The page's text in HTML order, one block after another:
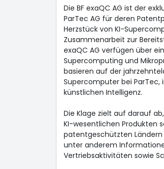
Die BF exaQC AG ist der
ParTec AG für deren
Herzstück von KI-
Zusammenarbeit zur
exaQC AG verfügen über
Supercomputing und
basieren auf der
Supercomputer bei ParTec,
künstlichen Intelligenz.
Die Klage zielt auf darauf
KI-wesentlichen Produkten
patentgeschützten Ländern
unter anderem
Vertriebsaktivitäten sowie